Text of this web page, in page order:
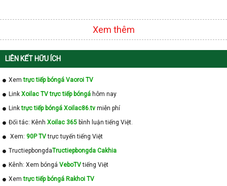
Xem thêm
LIÊN KẾT HỮU ÍCH
Xemtrực tiếp bóngá Vaoroi TV
Link Xoilac TV trực tiếp bóngá hôm nay
Linktrực tiếp bóngá Xoilac86.tv miễn phí
Đối tác: Kênh Xoilac 365 bình luận tiếng Việt.
Xem: 90P TVtrực tuyến tiếng Việt
TructiepbongdaTructiepbongda Cakhia
Kênh: Xem bóngá VeboTVtiếng Việt
Xemtrực tiếp bóngá Rakhoi TV